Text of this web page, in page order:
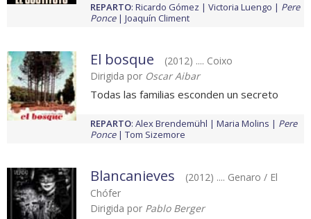
REPARTO: Ricardo Gómez Victoria Luengo
Pere
Ponce
Joaquín Climent
El bosque
(2012) .... Coixo
Dirigida por Oscar Aibar
Todas las familias esconden un secreto
REPARTO: Alex Brendemühl Maria Molins
Pere
Ponce
Tom Sizemore
Blancanieves
(2012) .... Genaro / El
Chófer
Dirigida por Pablo Berger